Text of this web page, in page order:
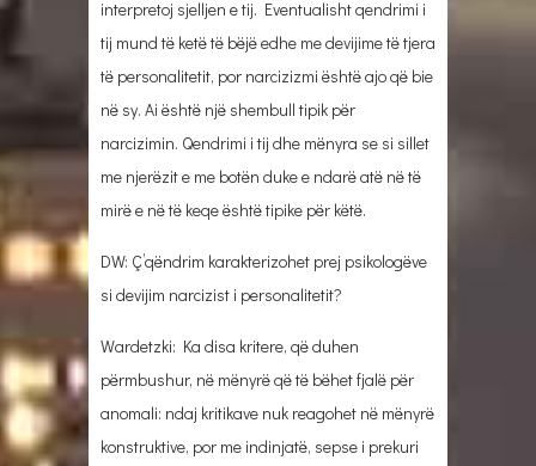
interpretoj sjelljen e tij. Eventualisht qendrimi i
tij mund të ketë të bëjë edhe me devijime të tjera
të personalitetit, por narcizizmi është ajo që bie
në sy. Ai është një shembull tipik për
narcizimin. Qendrimi i tij dhe mënyra se si sillet
me njerëzit e me botën duke e ndarë atë në të
mirë e në të keqe është tipike për këtë.
DW: Ç’qëndrim karakterizohet prej psikologëve
si devijim narcizist i personalitetit?
Wardetzki: Ka disa kritere, që duhen
përmbushur, në mënyrë që të bëhet fjalë për
anomali: ndaj kritikave nuk reagohet në mënyrë
konstruktive, por me indinjatë, sepse i prekuri